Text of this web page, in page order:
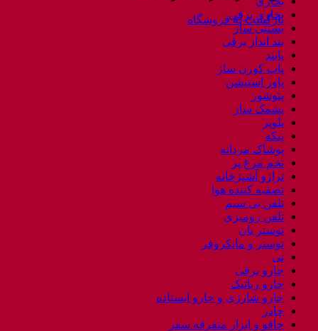
بازگشت به فروشگاه
بخاری برقی
بستنی ساز
بند انداز برقی
پابند
پاپ کورن ساز
پاور استیشن
پتوشور
پشمک ساز
پلوپز
پنکه
پوشاک مردانه
تخم مرغ پز
ترازو آشپزخانه
تصفیه کننده هوا
تلفن بی سیم
تلفن رومیزی
توستر نان
توستر و مایکروفر
تی
جارو برقی
جارو رباتیک
جارو شارژی و جارو ایستاده
چادر
چاقو و ابزار متفرقه سفر